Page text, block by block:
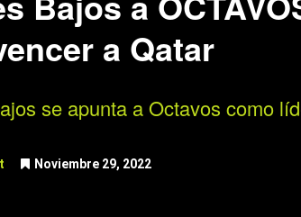
a Qatar
se apunta a Octavos como
Noviembre 29, 2022